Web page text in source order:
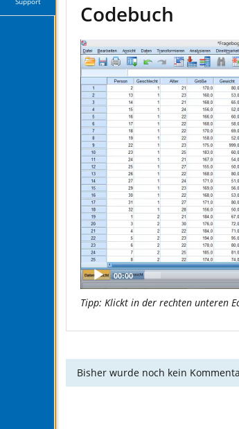
Codebuch
Video
Player
00:00
Tipp: Klickt in der rechten unteren
Bisher wurde noch kein